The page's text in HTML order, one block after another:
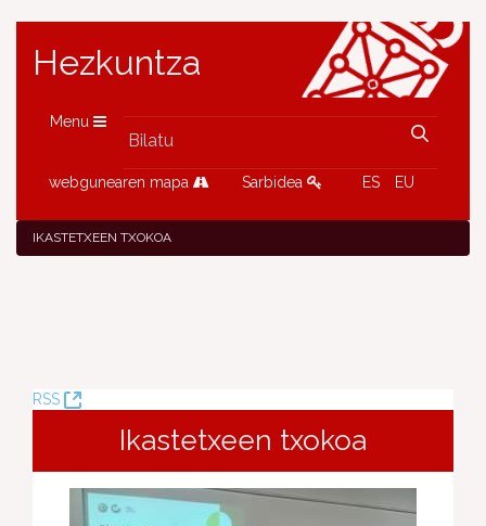
Hezkuntza
Menu
webgunearen mapa Sarbidea ES EU
IKASTETXEEN TXOKOA
RSS
(Leiho
Ikastetxeen txokoa